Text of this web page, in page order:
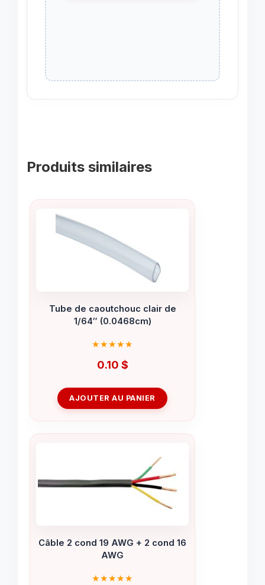
Produits similaires
Tube de caoutchouc clair de
1/64″ (0.0468cm)
0.10 $
AJOUTER AU PANIER
Câble 2 cond 19 AWG + 2 cond 16
AWG